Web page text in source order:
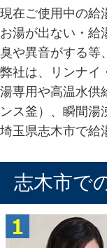
現在ご使用中の給
お湯が出ない・給
臭や異音がする等
弊社は、リンナイ
湯専用や高温水供
ンス釜）、瞬間湯
埼玉県志木市で給
志木市で